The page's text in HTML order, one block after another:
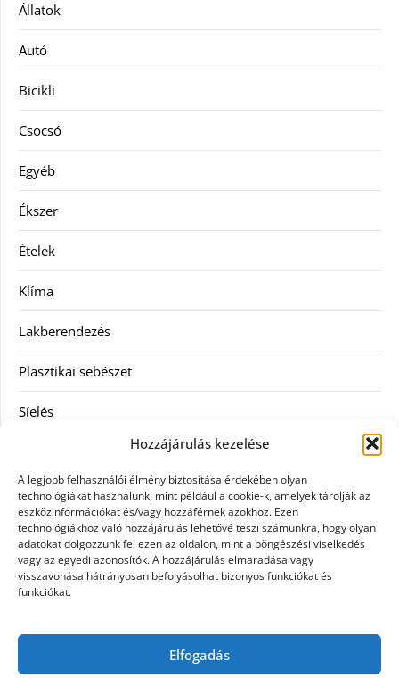
Hozzájárulás kezelése
A legjobb felhasználói élmény biztosítása érdekében olyan
technológiákat használunk, mint például a cookie-k, amelyek tárolják az
eszközinformációkat és/vagy hozzáférnek azokhoz. Ezen
technológiákhoz való hozzájárulás lehetővé teszi számunkra, hogy olyan
adatokat dolgozzunk fel ezen az oldalon, mint a böngészési viselkedés
vagy az egyedi azonosítók. A hozzájárulás elmaradása vagy
visszavonása hátrányosan befolyásolhat bizonyos funkciókat és
funkciókat.
Elfogadás
Állatok
Autó
Bicikli
Csocsó
Egyéb
Ékszer
Ételek
Klíma
Lakberendezés
Plasztikai sebészet
Síelés
Táskák
Vásárlás
Webáruház
Casco biztosítás használt járműre